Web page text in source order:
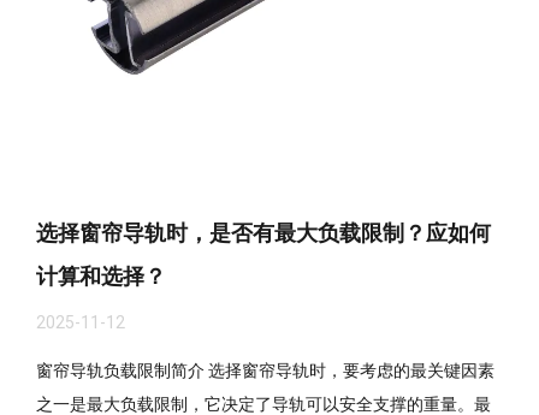
选择窗帘导轨时，是否有最大负载限制？应如何
计算和选择？
2025-11-12
窗帘导轨负载限制简介 选择窗帘导轨时，要考虑的最关键因素
之一是最大负载限制，它决定了导轨可以安全支撑的重量。最